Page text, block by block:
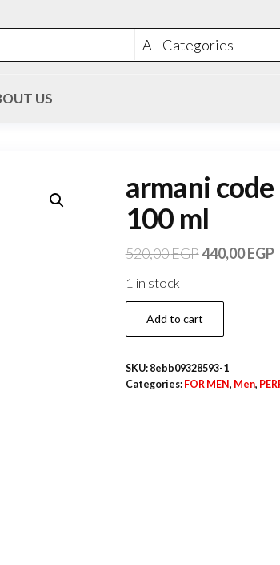
US
armani
100 ml
520,00EGP440,00EGP
1 in stock
Add to cart
SKU: 8ebb09328593-1
Categories: FOR MEN, Men,